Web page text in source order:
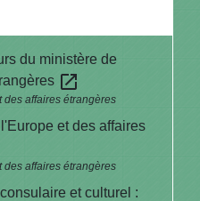
du ministère de
open_in_new
des affaires étrangères
et des affaires
des affaires étrangères
et culturel :